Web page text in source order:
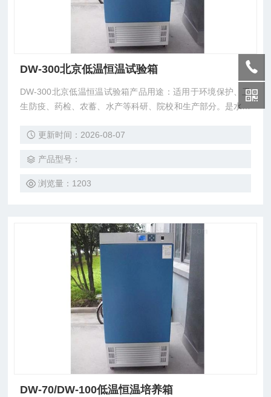
DW-300北京低温恒温试验箱
DW-300北京低温恒温试验箱产品用途：适用于环境保护、卫
生防疫、药检、农蓄、水产等科研、院校和生产部分。是水体
培、育种试验的专业恒温设备。
更新时间：2026-08-07
产品型号：
浏览量：1203
DW-70/DW-100低温恒温培养箱